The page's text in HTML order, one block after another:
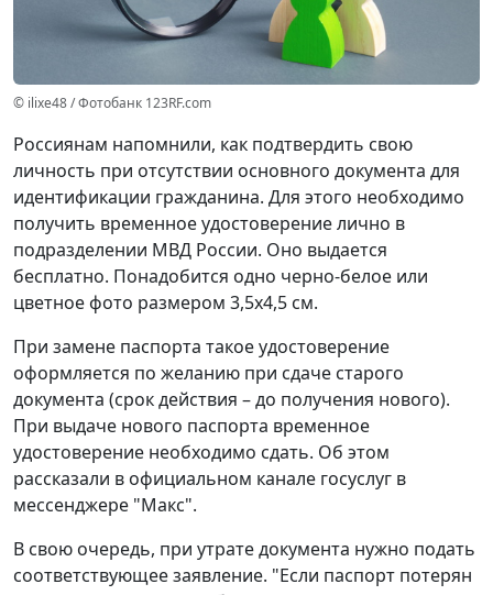
© ilixe48 / Фотобанк 123RF.com
Россиянам напомнили, как подтвердить свою
личность при отсутствии основного документа для
идентификации гражданина. Для этого необходимо
получить временное удостоверение лично в
подразделении МВД России. Оно выдается
бесплатно. Понадобится одно черно-белое или
цветное фото размером 3,5x4,5 см.
При замене паспорта такое удостоверение
оформляется по желанию при сдаче старого
документа (срок действия – до получения нового).
При выдаче нового паспорта временное
удостоверение необходимо сдать. Об этом
рассказали в официальном канале госуслуг в
мессенджере "Макс".
В свою очередь, при утрате документа нужно подать
соответствующее заявление. "Если паспорт потерян